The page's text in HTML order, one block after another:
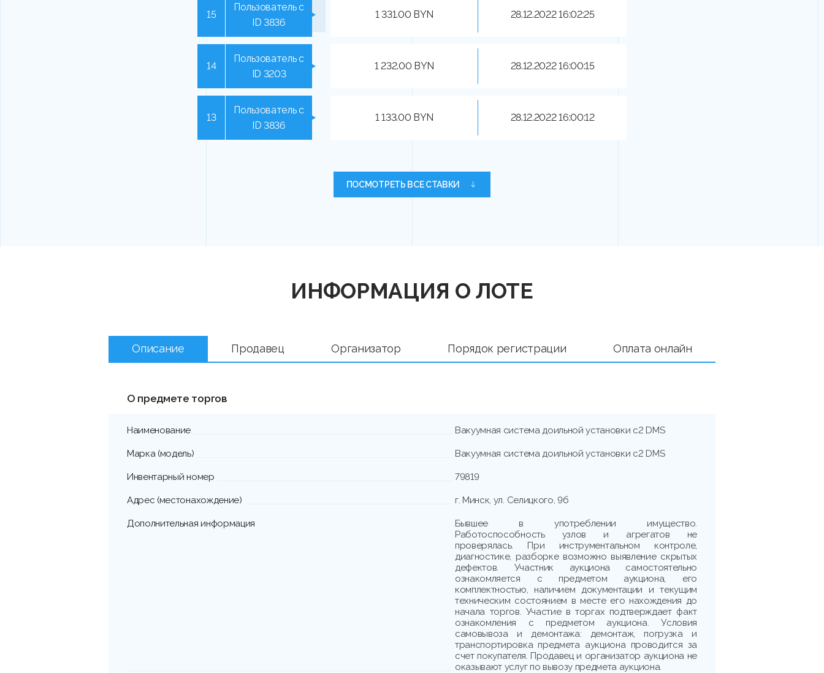
15
Пользователь с
ID 3836
1 331.00 BYN 28.12.2022 16:02:25
14
Пользователь с
ID 3203
1 232.00 BYN 28.12.2022 16:00:15
13
Пользователь с
ID 3836
1 133.00 BYN 28.12.2022 16:00:12
ПОСМОТРЕТЬ ВСЕ СТАВКИ
ИНФОРМАЦИЯ О ЛОТЕ
Описание Продавец Организатор Порядок регистрации Оплата онлайн
О предмете торгов
Наименование Вакуумная система доильной установки с2 DMS
Марка (модель) Вакуумная система доильной установки с2 DMS
Инвентарный номер 79819
Адрес (местонахождение) г. Минск, ул. Селицкого, 9б
Дополнительная информация
Бывшее в употреблении имущество.
Работоспособность узлов и агрегатов не
проверялась. При инструментальном контроле,
диагностике, разборке возможно выявление скрытых
дефектов. Участник аукциона самостоятельно
ознакомляется с предметом аукциона, его
комплектностью, наличием документации и текущим
техническим состоянием в месте его нахождения до
начала торгов. Участие в торгах подтверждает факт
ознакомления с предметом аукциона. Условия
самовывоза и демонтажа: демонтаж, погрузка и
транспортировка предмета аукциона проводится за
счет покупателя. Продавец и организатор аукциона не
оказывают услуг по вывозу предмета аукциона.